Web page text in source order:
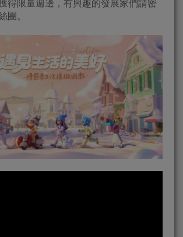
得限量週邊，有興趣的發展家們請密
團。